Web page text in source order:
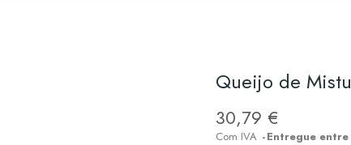
Queijo de
30,79 €
Com IVA Entregue